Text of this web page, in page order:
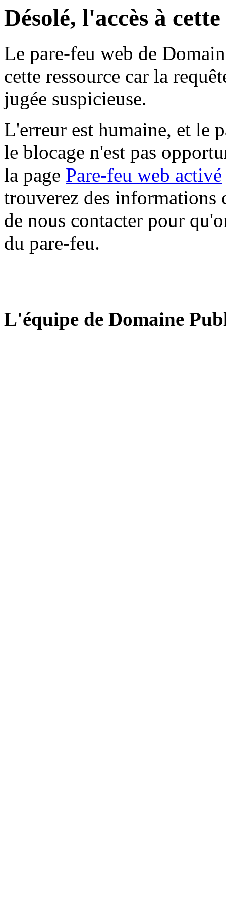
Désolé, l'accès à
Le pare-feu web de
cette ressource car la
jugée suspicieuse.
L'erreur est humaine, et le
le blocage n'est pas
la page Pare-feu web activé
trouverez des informations
de nous contacter pour
du pare-feu.
L'équipe de Domaine